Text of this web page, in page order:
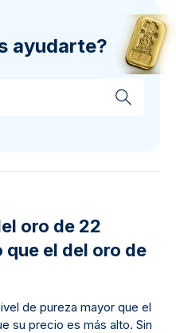
ayudarte?
oro de 22
que el del oro de
de pureza mayor que el
su precio es más alto. Sin